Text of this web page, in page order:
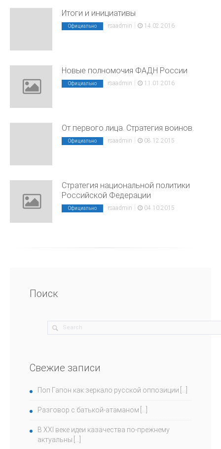
Итоги и инициативы
Официально rsaadmin | 14.02.2016
Новые полномочия ФАДН России
Официально rsaadmin | 11.01.2016
От первого лица. Стратегия воинов.
Официально rsaadmin | 08.12.2015
Стратегия национальной политики
Российской Федерации
Официально rsaadmin | 04.10.2015
Поиск
Свежие записи
Поп Гапон как зеркало русской оппозиции
Разговор с батькой-атаманом
В ХХI веке идеи казачества по-прежнему
актуальны